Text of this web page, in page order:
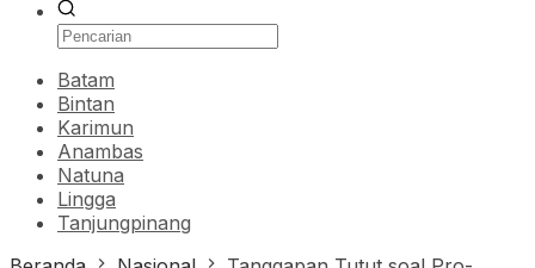
Batam
Bintan
Karimun
Anambas
Natuna
Lingga
Tanjungpinang